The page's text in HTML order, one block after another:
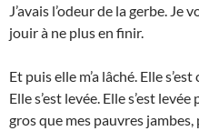
J’avais l’odeur de la gerbe.
jouir à ne plus en finir.
Et puis elle m’a lâché. Elle
Elle s’est levée. Elle s’est
gros que mes pauvres